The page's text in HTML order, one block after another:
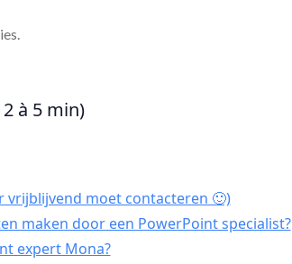
à 5 min)
vrijblijvend moet contacteren 🙂)
maken door een PowerPoint specialist?
expert Mona?